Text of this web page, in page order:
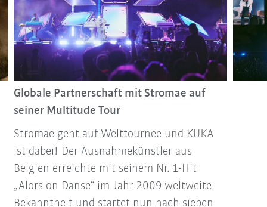
Globale Partnerschaft mit Stromae auf
seiner Multitude Tour
Stromae geht auf Welttournee und KUKA
ist dabei! Der Ausnahmekünstler aus
Belgien erreichte mit seinem Nr. 1-Hit
„Alors on Danse“ im Jahr 2009 weltweite
Bekanntheit und startet nun nach sieben